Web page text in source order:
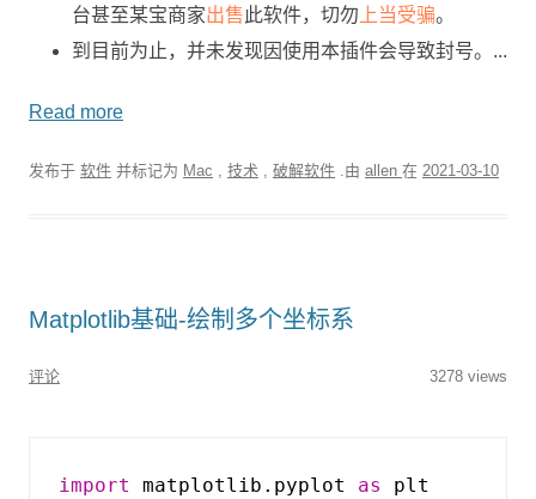
台甚至某宝商家出售此软件，切勿上当受骗。
到目前为止，并未发现因使用本插件会导致封号。...
Read more
发布于 软件 并标记为 Mac , 技术 , 破解软件 .由 allen 在 2021-03-10
Matplotlib基础-绘制多个坐标系
评论 3278 views
import matplotlib.pyplot as
plt